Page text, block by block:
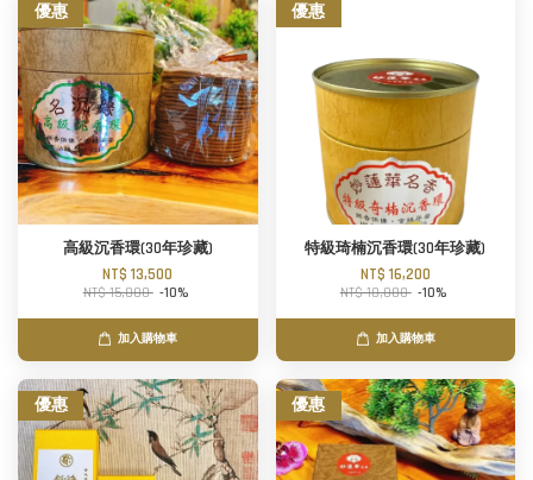
優惠
高級沉香環(30年珍藏)
NT$ 13,500
NT$ 15,000 -10%
加入購物車
優惠
特級琦楠沉香環(30年珍藏)
NT$ 16,200
NT$ 18,000 -10%
加入購物車
優惠 優惠